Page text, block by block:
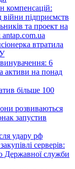
компенсацій:
війни підприємств
та проект на
втратила
6
активи на понад
більше 100
розвиваються
запустив
удару рф
серверів:
Державної служби